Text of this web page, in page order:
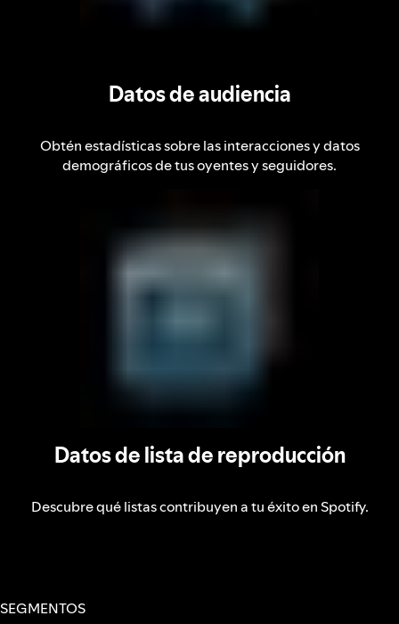
Datos de audiencia
Obtén estadísticas sobre las interacciones y datos
demográficos de tus oyentes y seguidores.
Datos de lista de reproducción
Descubre qué listas contribuyen a tu éxito en Spotify.
SEGMENTOS